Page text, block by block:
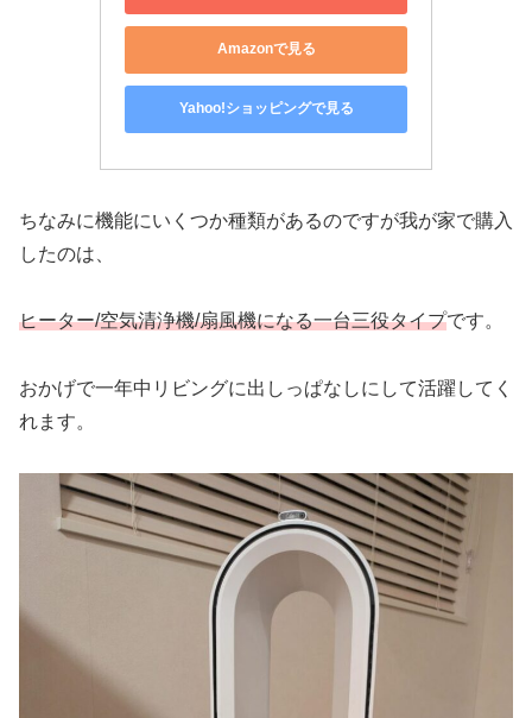
Amazonで見る
Yahoo!ショッピングで見る
ちなみに機能にいくつか種類があるのですが我が家で購入
したのは、
ヒーター/空気清浄機/扇風機になる一台三役タイプです。
おかげで一年中リビングに出しっぱなしにして活躍してく
れます。